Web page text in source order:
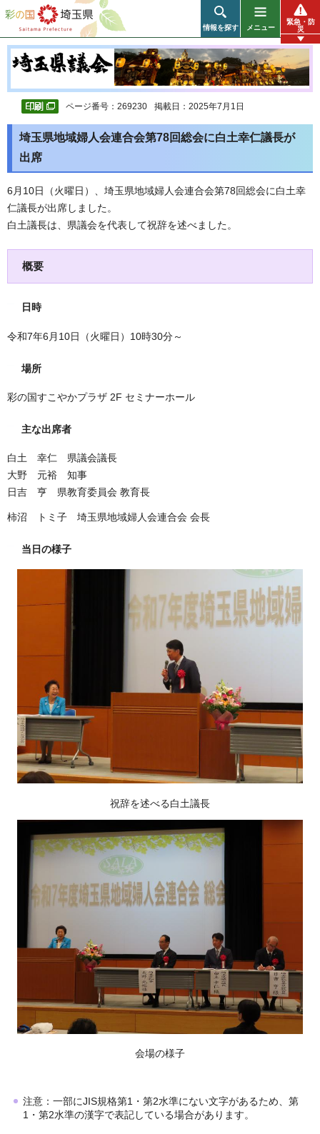
彩の国 埼玉県
情報を探す メニュー
緊急・防
災
ページ番号：269230 掲載日：2025年7月1日
埼玉県地域婦人会連合会第78回総会に白土幸仁議長が
出席
6月10日（火曜日）、埼玉県地域婦人会連合会第78回総会に白土幸
仁議長が出席しました。
白土議長は、県議会を代表して祝辞を述べました。
概要
日時
令和7年6月10日（火曜日）10時30分～
場所
彩の国すこやかプラザ 2F セミナーホール
主な出席者
白土 幸仁 県議会議長
大野 元裕 知事
日吉 亨 県教育委員会 教育長
柿沼 トミ子 埼玉県地域婦人会連合会 会長
当日の様子
祝辞を述べる白土議長
会場の様子
注意：一部にJIS規格第1・第2水準にない文字があるため、第
1・第2水準の漢字で表記している場合があります。